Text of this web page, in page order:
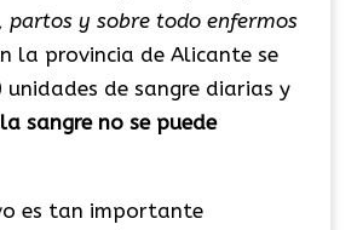
partos y sobre todo enfermos
la provincia de Alicante se
unidades de sangre diarias y
la sangre no se puede
es tan importante